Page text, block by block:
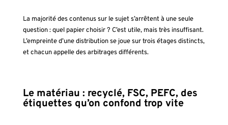
La majorité des contenus sur le sujet s’arrêtent à une seule
question : quel papier choisir ? C’est utile, mais très insuffisant.
L’empreinte d’une distribution se joue sur trois étages distincts,
et chacun appelle des arbitrages différents.
Le matériau : recyclé, FSC, PEFC, des
étiquettes qu’on confond trop vite